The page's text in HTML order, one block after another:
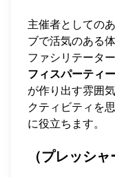
主催者としての
ブで活気のある
ファシリテータ
フィスパーティ
が作り出す雰囲
クティビティを
に役立ちます。
（プレッシ